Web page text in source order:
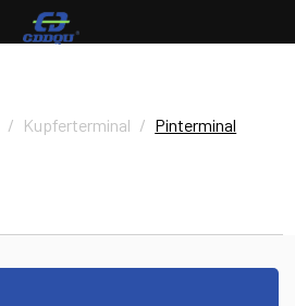
/ Kupferterminal / Pinterminal